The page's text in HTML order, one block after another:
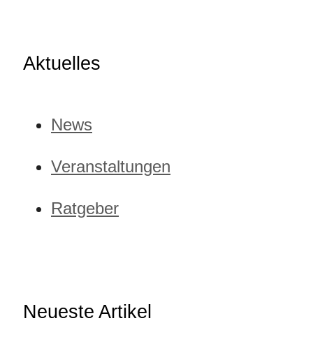
Aktuelles
News
Veranstaltungen
Ratgeber
Neueste Artikel